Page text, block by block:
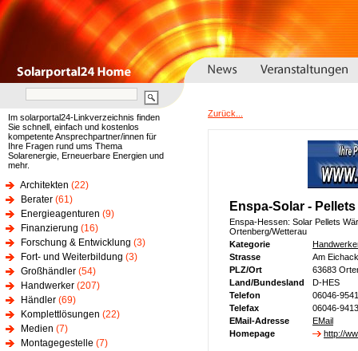
Im solarportal24-Linkverzeichnis finden
Sie schnell, einfach und kostenlos
kompetente Ansprechpartner/innen für
Ihre Fragen rund ums Thema
Solarenergie, Erneuerbare Energien und
mehr.
Architekten (22)
Berater (61)
Energieagenturen (9)
Finanzierung (16)
Forschung & Entwicklung (3)
Fort- und Weiterbildung (3)
Großhändler (54)
Handwerker (207)
Händler (69)
Komplettlösungen (22)
Medien (7)
Montagegestelle (7)
Zurück...
Enspa-Solar -
Enspa-Hessen: Solar Pellets
Ortenberg/Wetterau
Kategorie
Strasse
Am
PLZ/Ort
63683
Land/Bundesland
D-HES
Telefon
06046-
Telefax
06046-
EMail-Adresse
EMail
Homepage
http://